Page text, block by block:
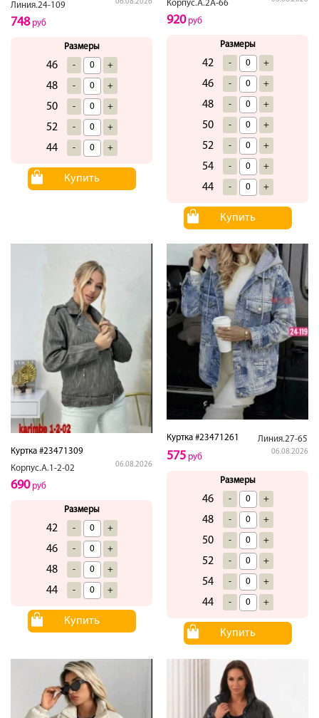
Линия.24-109
748руб
Размеры
46 - +
48 - +
50 - +
52 - +
44 - +
Купить
Корпус.А.2А-66
920руб
Размеры
42 - +
46 - +
48 - +
50 - +
52 - +
54 - +
44 - +
Купить
Куртка #23471309
Корпус.А.1-2-02
06.08.2026
690руб
Размеры
42 - +
46 - +
48 - +
44 - +
Купить
Куртка #23471261 Линия.27-65
06.08.2026
575 руб
Размеры
46 - +
48 - +
50 - +
52 - +
54 - +
44 - +
Купить